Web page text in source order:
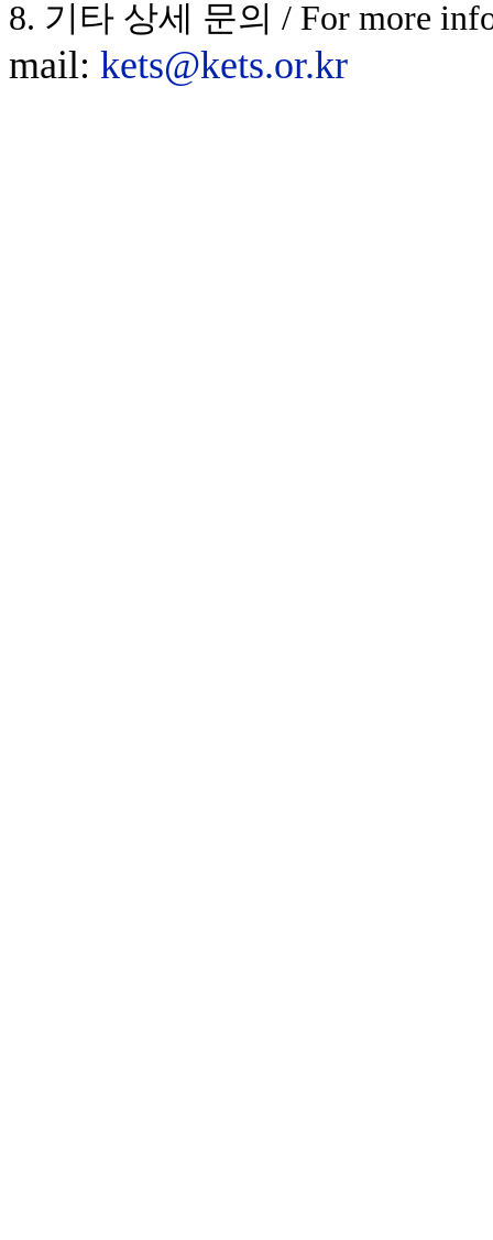
8. 기타 상세 문의 / For more
mail: kets@kets.or.kr